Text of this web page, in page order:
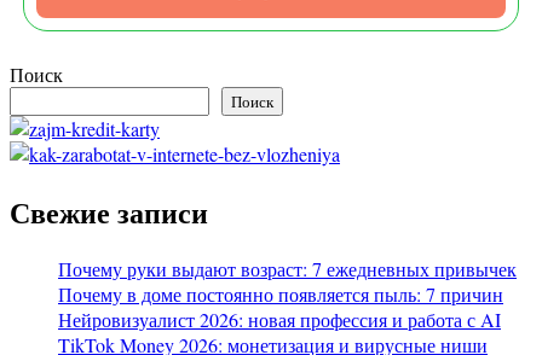
Поиск
Поиск
Свежие записи
Почему руки выдают возраст: 7 ежедневных привычек
Почему в доме постоянно появляется пыль: 7 причин
Нейровизуалист 2026: новая профессия и работа с AI
TikTok Money 2026: монетизация и вирусные ниши